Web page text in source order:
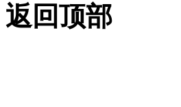
返回顶部